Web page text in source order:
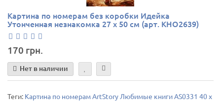
Картина по номерам без коробки Идейка
Утонченная незнакомка 27 х 50 см (арт. КНО2639)
170 грн.
Нет в наличии
Теги: Картина по номерам ArtStory Любимые книги AS0331 40 х